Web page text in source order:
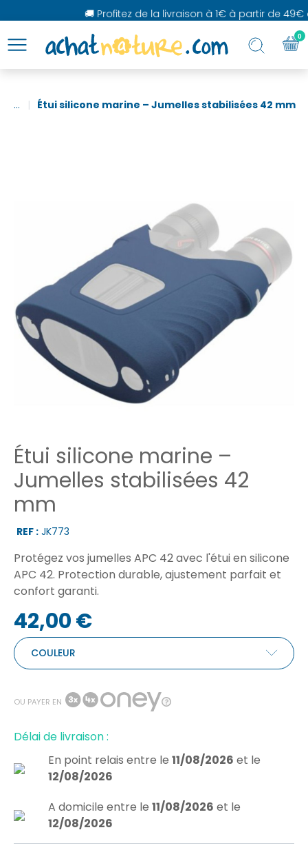
🚚 Profitez de la livraison à 1€ à partir de 49€
... Étui silicone marine – Jumelles stabilisées 42 mm
Étui silicone marine –
Jumelles stabilisées 42
mm
REF : JK773
Protégez vos jumelles APC 42 avec l'étui en silicone
APC 42. Protection durable, ajustement parfait et
confort garanti.
42,00 €
COULEUR
OU PAYER EN
Délai de livraison :
En point relais entre le 11/08/2026 et le
12/08/2026
A domicile entre le 11/08/2026 et le
12/08/2026
0